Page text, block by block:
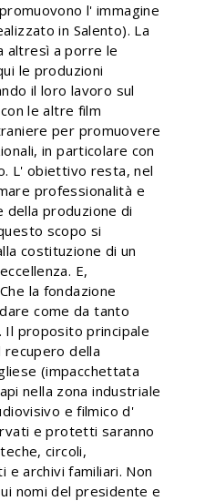
l' immagine
in Salento). La
altresì a porre le
le produzioni
il loro lavoro sul
le altre film
per promuovere
in particolare con
L' obiettivo resta, nel
professionalità e
produzione di
scopo si
costituzione di un
E,
la fondazione
come da tanto
Il proposito principale
recupero della
(impacchettata
nella zona industriale
e filmico d'
e protetti saranno
circoli,
e archivi familiari. Non
nomi del presidente e